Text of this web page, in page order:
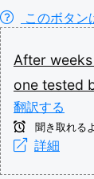
このボタン
After weeks
one tested
翻訳する
聞き取れる
詳細